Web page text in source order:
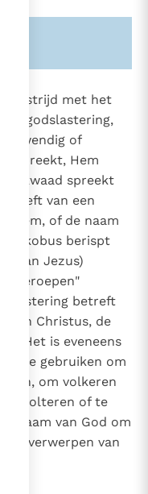
in strijd met het
godslastering,
inwendig of
spreekt, Hem
kwaad spreekt
geeft van een
Hem, of de naam
Jakobus berispt
(van Jezus)
betreft
van Christus, de
Het is eveneens
te gebruiken om
om volkeren
te folteren of te
naam van God om
het verwerpen van